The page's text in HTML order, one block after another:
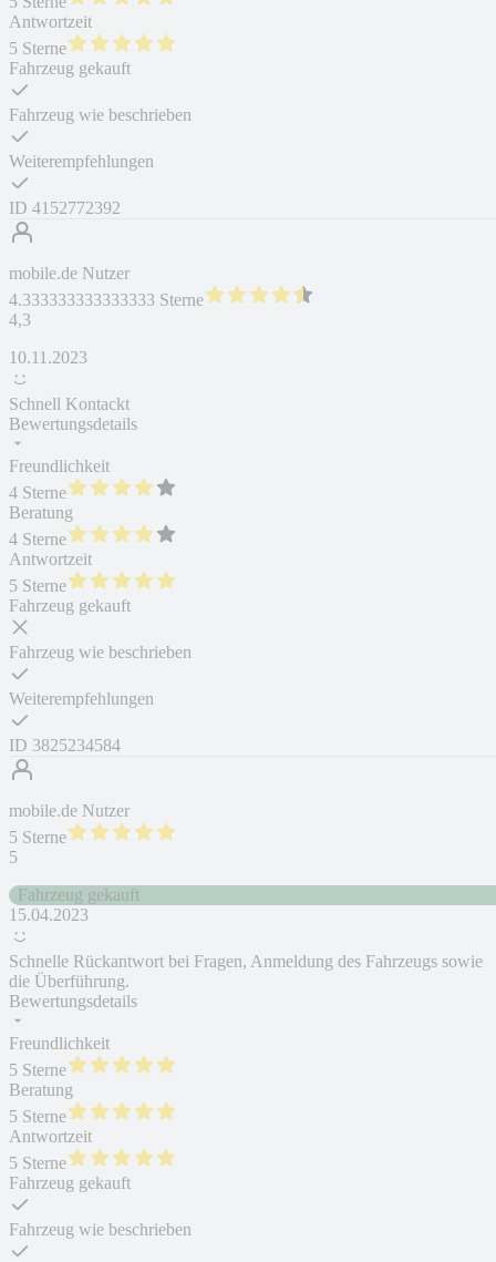
Antwortzeit
5 Sterne
Fahrzeug gekauft
Fahrzeug wie beschrieben
Weiterempfehlungen
ID 4152772392
mobile.de Nutzer
4.333333333333333 Sterne
4,3
10.11.2023
Schnell Kontackt
Bewertungsdetails
Freundlichkeit
4 Sterne
Beratung
4 Sterne
Antwortzeit
5 Sterne
Fahrzeug gekauft
Fahrzeug wie beschrieben
Weiterempfehlungen
ID 3825234584
mobile.de Nutzer
5 Sterne
5
Fahrzeug gekauft
15.04.2023
Schnelle Rückantwort bei Fragen, Anmeldung des Fahrzeugs sowie
die Überführung.
Bewertungsdetails
Freundlichkeit
5 Sterne
Beratung
5 Sterne
Antwortzeit
5 Sterne
Fahrzeug gekauft
Fahrzeug wie beschrieben